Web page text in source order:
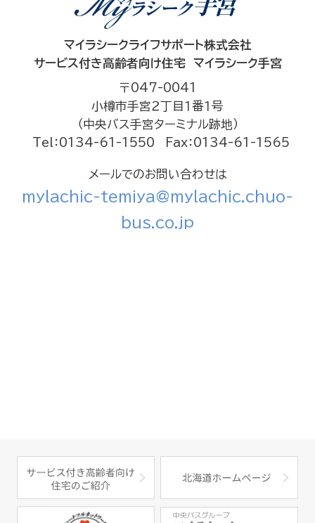
マイラシークライフサポート株式会社
サービス付き高齢者向け住宅 マイラシーク手宮
〒047-0041
小樽市手宮２丁目１番１号
（中央バス手宮ターミナル跡地）
Tel：0134-61-1550
Fax：0134-61-1565
メールでのお問い合わせは
mylachic-temiya@mylachic.chuo-
bus.co.jp